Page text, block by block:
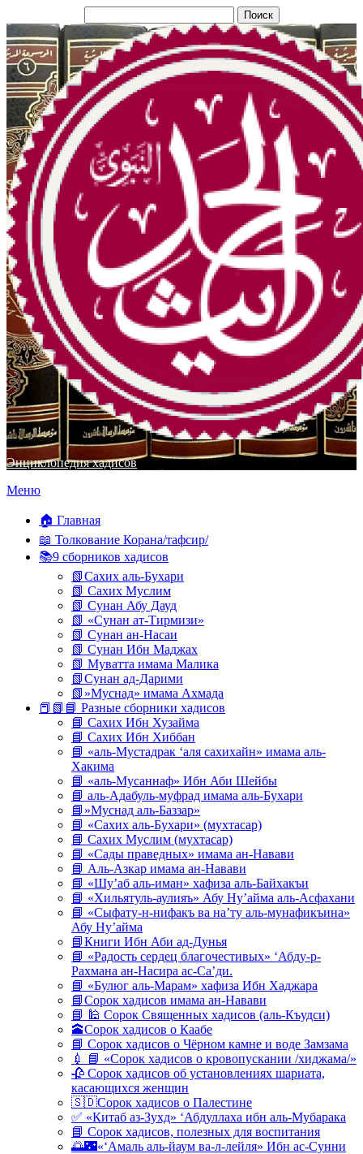
Энциклопедия хадисов
Перейти
содержимому
Меню
🏠 Главная
📖 Толкование Корана/тафсир/
📚9 сборников хадисов
📗Сахих аль-Бухари
📗 Сахих Муслим
📗 Сунан Абу Дауд
📗 «Сунан ат-Тирмизи»
📗 Сунан ан-Насаи
📗 Сунан Ибн Маджах
📗 Муватта имама Малика
📗Сунан ад-Дарими
📗»Муснад» имама Ахмада
📕📗📘 Разные сборники хадисов
📘 Сахих Ибн Хузайма
📘 Сахих Ибн Хиббан
📘 «аль-Мустадрак ‘аля сахихайн» имама аль-
Хакима
📘 «аль-Мусаннаф» Ибн Аби Шейбы
📘 аль-Адабуль-муфрад имама аль-Бухари
📘»Муснад аль-Баззар»
📘 «Сахих аль-Бухари» (мухтасар)
📘 Сахих Муслим (мухтасар)
📘 «Сады праведных» имама ан-Навави
📘 Аль-Азкар имама ан-Навави
📘 «Шу’аб аль-иман» хафиза аль-Байхакъи
📘 «Хильятуль-аулияъ» Абу Ну’айма аль-Асфахани
📘 «Сыфату-н-нифакъ ва на’ту аль-мунафикъина»
Абу Ну’айма
📘Книги Ибн Аби ад-Дунья
📘 «Радость сердец благочестивых» ‘Абду-р-
Рахмана ан-Насира ас-Са’ди.
📘 «Булюг аль-Марам» хафиза Ибн Хаджара
📘Сорок хадисов имама ан-Навави
📘 🕌 Сорок Священных хадисов (аль-Къудси)
🕋Сорок хадисов о Каабе
📘 Сорок хадисов о Чёрном камне и воде Замзама
💉 📘 «Сорок хадисов о кровопускании /хиджама/»
🥀 Сорок хадисов об установлениях шариата,
касающихся женщин
🇸🇩Сорок хадисов о Палестине
✅ «Китаб аз-Зухд» ‘Абдуллаха ибн аль-Мубарака
📘 Сорок хадисов, полезных для воспитания
🌅🌃«‘Амаль аль-йаум ва-л-лейля» Ибн ас-Сунни